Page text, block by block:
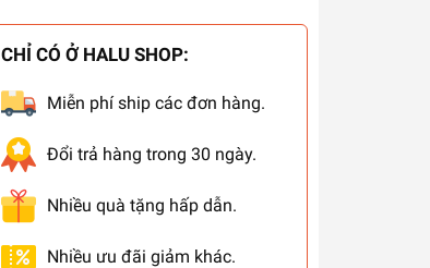
CHỈ CÓ Ở HALU SHOP:
Miễn phí ship các đơn hàng.
Đổi trả hàng trong 30 ngày.
Nhiều quà tặng hấp dẫn.
Nhiều ưu đãi giảm khác.